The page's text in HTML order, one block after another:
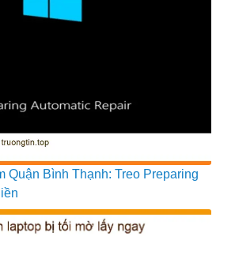
Quận Bình Thạnh: Treo Preparing